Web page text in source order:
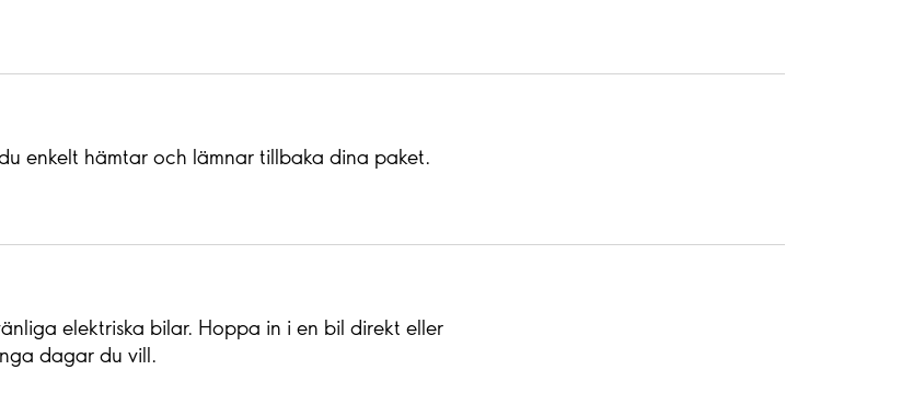
enkelt hämtar och lämnar tillbaka dina paket.
elektriska bilar. Hoppa in i en bil direkt eller
dagar du vill.